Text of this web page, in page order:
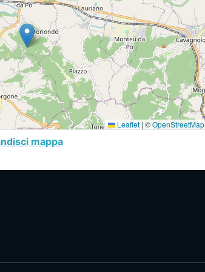
Leaflet | ©OpenStreetMap
mappa